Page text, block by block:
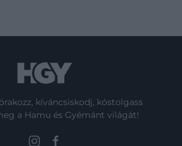
kíváncsiskodj, kóstolgass
a Hamu és Gyémánt világát!